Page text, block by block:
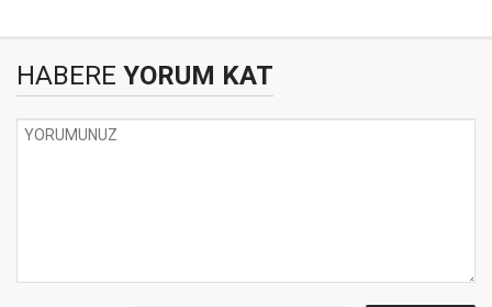
HABERE YORUM KAT